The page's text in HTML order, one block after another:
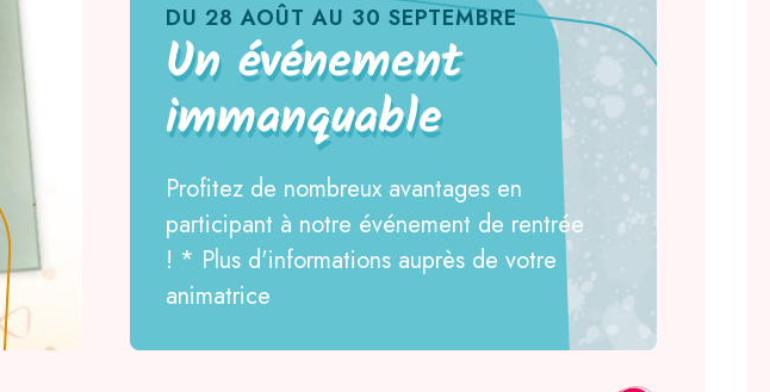
DU 28 AOÛT AU 30 SEPTEMBRE
Un événement
immanquable
Profitez de nombreux avantages en
participant à notre événement de rentrée
! * Plus d'informations auprès de votre
animatrice